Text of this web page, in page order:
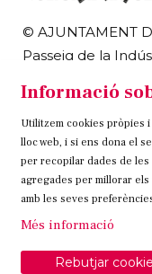
© AJUNTAMENT
Passeig de la
972 58 18 48 | 972
Sitemap Avís
Informació
Utilitzem cookies pròpies
lloc web, i si ens dona el
per recopilar dades de
agregades per millorar
amb les seves
Més informació
Rebutjar